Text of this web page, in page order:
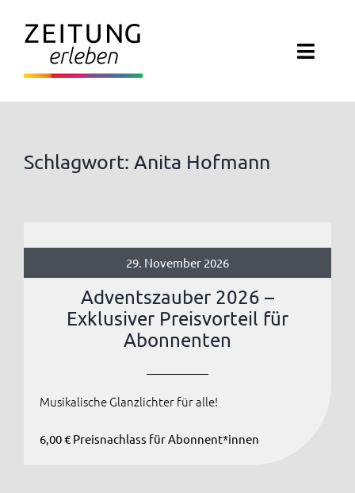
Inhalt
springen
VERANSTALTUNGEN
ZEITUNGSWELT
NEWSLETTER
KONTAKT
Anmelden / Registrieren
Schlagwort: Anita Hofmann
29. November 2026
Adventszauber 2026 –
Exklusiver Preisvorteil für
Abonnenten
Musikalische Glanzlichter für alle!
6,00 € Preisnachlass für Abonnent*innen